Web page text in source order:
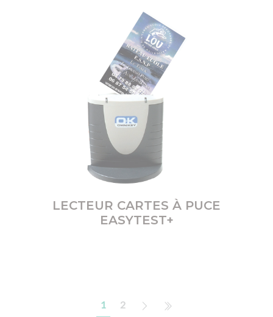
LECTEUR CARTES À PUCE
EASYTEST+
1 2